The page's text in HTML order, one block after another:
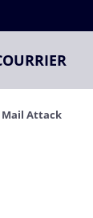
Mail Attack